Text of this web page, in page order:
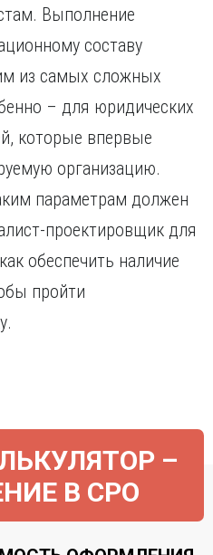
У
Улан-Удэ
Ульяновск
Хабаровск
Ч
Чебоксары
Челябинск
Череповец
Выполнение
составу
из самых сложных
– для юридических
которые впервые
организацию.
параметрам должен
проектировщик для
обеспечить наличие
пройти
–
В СРО